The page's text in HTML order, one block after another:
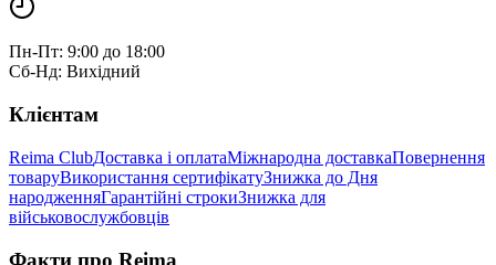
Пн-Пт: 9:00 до 18:00
Сб-Нд: Вихідний
Клієнтам
Reima ClubДоставка і оплатаМіжнародна доставкаПовернення
товаруВикористання сертифікатуЗнижка до Дня
народженняГарантійні строкиЗнижка для
військовослужбовців
Факти про Reima